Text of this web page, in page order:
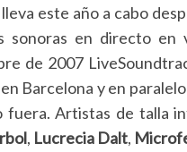
este año a cabo
sonoras en directo en
de 2007
Barcelona y en
Artistas de talla
, Lucrecia Dalt,